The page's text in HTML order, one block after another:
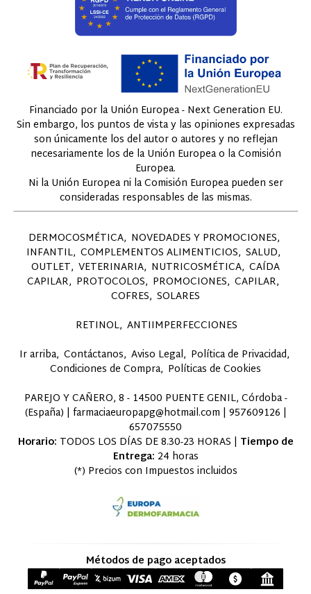
Financiado por la Unión Europea - Next Generation EU.
Sin embargo, los puntos de vista y las opiniones expresadas
son únicamente los del autor o autores y no reflejan
necesariamente los de la Unión Europea o la Comisión
Europea.
Ni la Unión Europea ni la Comisión Europea pueden ser
consideradas responsables de las mismas.
DERMOCOSMÉTICA NOVEDADES Y PROMOCIONES
INFANTIL COMPLEMENTOS ALIMENTICIOS SALUD
OUTLET VETERINARIA NUTRICOSMÉTICA CAÍDA
CAPILAR PROTOCOLOS PROMOCIONES CAPILAR
COFRES SOLARES
RETINOL ANTIIMPERFECCIONES
Ir arriba Contáctanos Aviso Legal Política de Privacidad
Condiciones de Compra Políticas de Cookies
PAREJO Y CAÑERO, 8 - 14500 PUENTE GENIL, Córdoba -
(España) | farmaciaeuropapg@hotmail.com | 957609126 |
657075550
Horario: TODOS LOS DÍAS DE 8.30-23 HORAS | Tiempo de
Entrega: 24 horas
(*) Precios con Impuestos incluidos
Métodos de pago aceptados